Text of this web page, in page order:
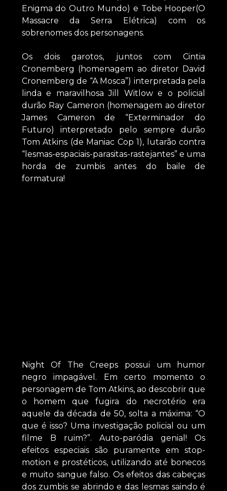
Enigma do Outro Mundo) e Tobe Hooper(O
Massacre da Serra Elétrica) com os
sobrenomes dos personagens.
Os dois garotos, juntos com Cintia
Cronemberg (homenagem ao diretor David
Cronemberg de “A Mosca”) interpretada pela
linda e maravilhosa Jill Witlow e o policial
durão Ray Cameron (homenagem ao diretor
James Cameron de “Exterminador do
Futuro) interpretado pelo sempre durão
Tom Atkins (de Maniac Cop 1), lutarão contra
“lesmas-espaciais-parasitas-rastejantes” e uma
horda de zumbis antes do baile de
formatura!
Night Of The Creeps possui um humor
negro impagável. Em certo momento o
personagem de Tom Atkins, ao descobrir que
o homem que fugira do necrotério era
aquele da década de 50, solta a máxima: “O
que é isso? Uma investigação policial ou um
filme B ruim?”. Auto-paródia genial! Os
efeitos especiais são puramente em stop-
motion e prostéticos, utilizando até bonecos
e muito sangue falso. Os efeitos das cabeças
dos zumbis se abrindo e das lesmas saindo é